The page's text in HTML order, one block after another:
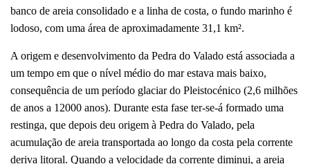
banco de areia consolidado e a linha de costa, o fundo marinho é
lodoso, com uma área de aproximadamente 31,1 km².
A origem e desenvolvimento da Pedra do Valado está associada a
um tempo em que o nível médio do mar estava mais baixo,
consequência de um período glaciar do Pleistocénico (2,6 milhões
de anos a 12000 anos). Durante esta fase ter-se-á formado uma
restinga, que depois deu origem à Pedra do Valado, pela
acumulação de areia transportada ao longo da costa pela corrente
deriva litoral. Quando a velocidade da corrente diminui, a areia